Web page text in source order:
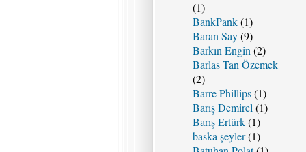
(1)
BankPank(1)
Baran Say(9)
Barkın Engin (2)
Barlas Tan Özemek
(2)
Barre Phillips(1)
Barış Demirel (1)
Barış Ertürk(1)
baska şeyler(1)